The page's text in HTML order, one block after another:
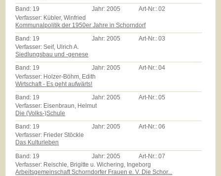
Band: 19 Jahr:2005 Art-Nr.:02
Verfasser: Kübler, Winfried
Kommunalpolitik der 1950er Jahre in Schorndorf
Band: 19 Jahr:2005 Art-Nr.:03
Verfasser: Seif, Ulrich A.
Siedlungsbau und -genese
Band: 19 Jahr:2005 Art-Nr.:04
Verfasser: Holzer-Böhm, Edith
Wirtschaft - Es geht aufwärts!
Band: 19 Jahr: 2005 Art-Nr.:05
Verfasser: Eisenbraun, Helmut
Die (Volks-)Schule
Band: 19 Jahr:2005 Art-Nr.:06
Verfasser: Frieder Stöckle
Das Kulturleben
Band: 19 Jahr: 2005 Art-Nr.:07
Verfasser: Reischle, Brigitte u. Wichering, Ingeborg
Arbeitsgemeinschaft Schorndorfer Frauen e. V. Die Schor...